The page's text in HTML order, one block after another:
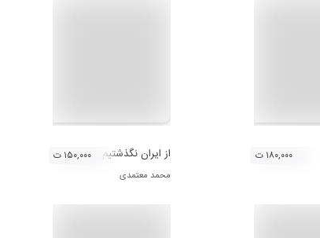
۱۸۰,۰۰۰ ت از ایران نگذشتیم
محمد معتمدی
۱۵۰,۰۰۰ ت